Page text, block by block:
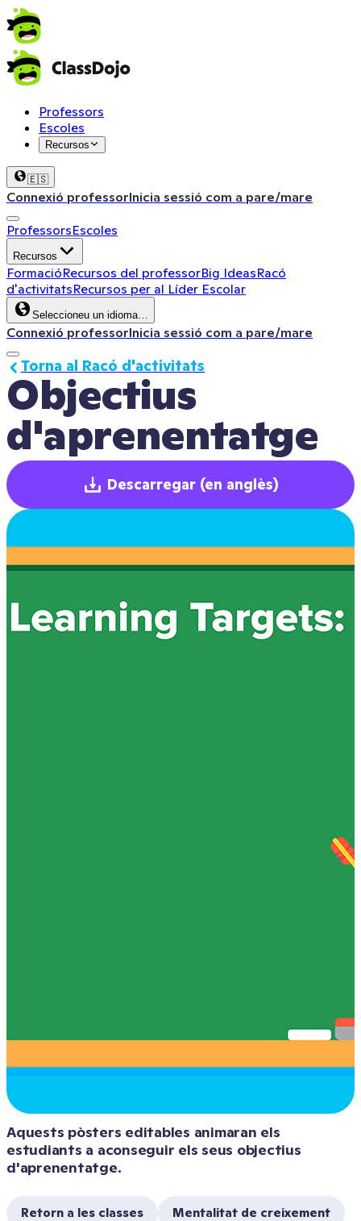
Professors
Escoles
Recursos
🇪🇸
Connexió professorInicia sessió com a pare/mare
ProfessorsEscoles
Recursos
FormacióRecursos del professorBig IdeasRacó
d'activitatsRecursos per al Líder Escolar
Seleccioneu un idioma…
Connexió professorInicia sessió com a pare/mare
Objectius
d'aprenentatge
Torna al Racó d'activitats
Descarregar (en anglès)
Aquests pòsters editables animaran els
estudiants a aconseguir els seus objectius
d'aprenentatge.
Retorn a les classes Mentalitat de creixement